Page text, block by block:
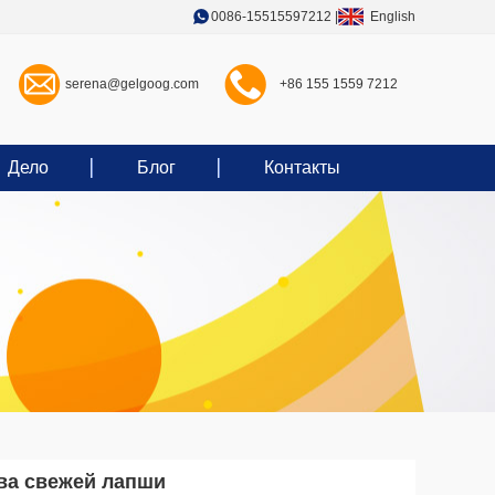
0086-15515597212 English
serena@gelgoog.com +86 155 1559 7212
Дело Блог Контакты
свежей лапши